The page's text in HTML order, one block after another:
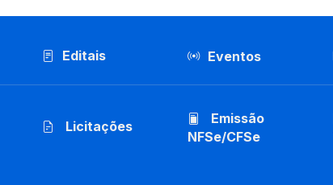
Editais Eventos
Licitações
Emissão
NFSe/CFSe